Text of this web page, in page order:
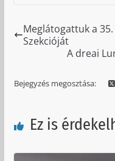
Meglátogattuk a
Szekcióját
A dreai
Bejegyzés megosztása:
Ez is